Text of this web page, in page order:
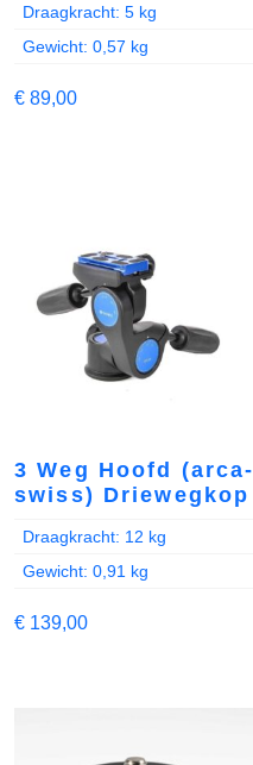
Draagkracht: 5 kg
Gewicht: 0,57 kg
€ 89,00
3 Weg Hoofd (arca-
swiss) Driewegkop
Draagkracht: 12 kg
Gewicht: 0,91 kg
€ 139,00